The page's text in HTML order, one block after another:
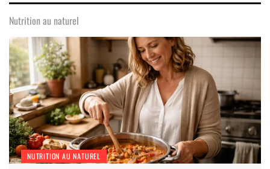
Nutrition au naturel
NUTRITION AU NATUREL